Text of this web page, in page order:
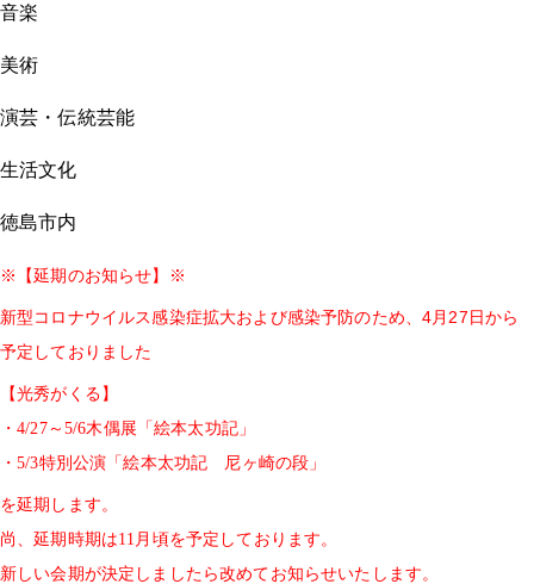
音楽
美術
演芸・伝統芸能
生活文化
徳島市内
※ 【延期のお知らせ】 ※
新型コロナウイルス感染症拡大および感染予防のため、 4 月 27 日から
予定しておりました
【光秀がくる】
・4/27～ 5/6木偶展「絵本太功記」
・5/3特別公演「絵本太功記 尼ヶ崎の段」
を延期します。
尚、延期時期は11 月頃を予定しております。
新しい会期が決定しましたら改めてお知らせいたします。